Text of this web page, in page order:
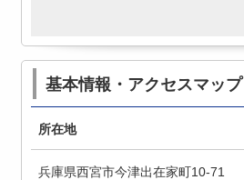
基本情報・アクセスマップ
所在地
兵庫県西宮市今津出在家町10-71